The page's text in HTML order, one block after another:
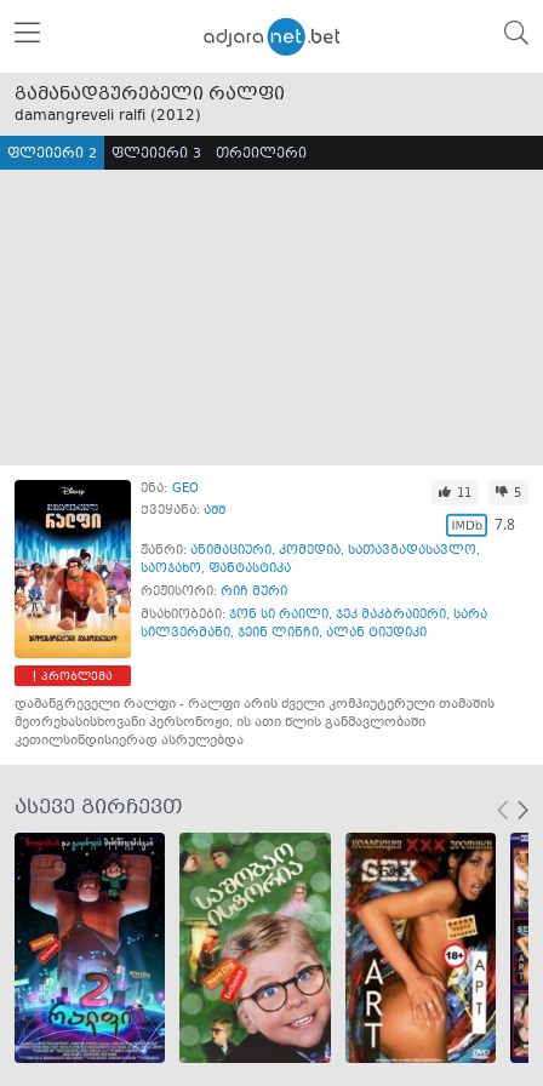
გამანადგურებელი რალფი
damangreveli ralfi (2012)
ფლეიერი 2 ფლეიერი 3 თრეილერი
პრობლემა
ენა: GEO
ქვეყანა: აშშ
11 5
7.8
ჟანრი: ანიმაციური, კომედია, სათავგადასავლო,
საოჯახო, ფანტასტიკა
რეჟისორი: რიჩ მური
მსახიობები: ჯონ სი რაილი, ჯეკ მაკბრაიერი, სარა
სილვერმანი, ჯეინ ლინჩი, ალან ტიუდიკი
დამანგრეველი რალფი - რალფი არის ძველი კომპიუტერული თამაშის
მეორეხასისხოვანი პერსონოჟი, ის ათი წლის განმავლობაში
კეთილსინდისიერად ასრულებდა
ასევე გირჩევთ